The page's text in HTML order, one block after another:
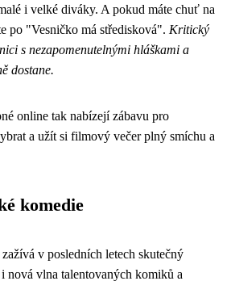
i velké diváky. A pokud máte chuť na
po "Vesničko má středisková". Kritický
s nezapomenutelnými hláškami a
dostane.
online tak nabízejí zábavu pro
a užít si filmový večer plný smíchu a
komedie
v posledních letech skutečný
nová vlna talentovaných komiků a